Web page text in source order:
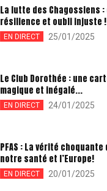
La lutte des Chagossiens
résilience et oubli injuste !
EN DIRECT 25/01/2025
Le Club Dorothée : une
magique et inégalé...
EN DIRECT 24/01/2025
PFAS : La vérité choquante
notre santé et l’Europe!
EN DIRECT 20/01/2025